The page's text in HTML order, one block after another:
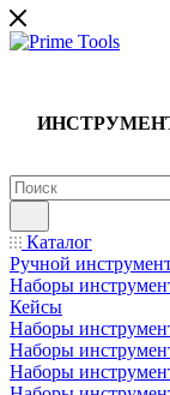
Каталог
Ручной
Наборы
Кейсы
Наборы
Наборы
Наборы